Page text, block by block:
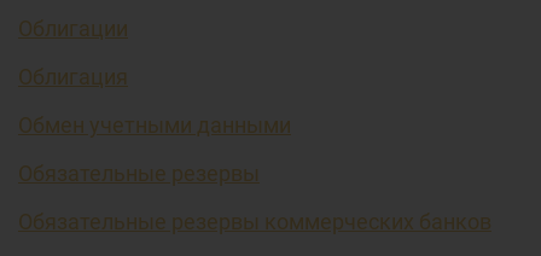
Облигации
Облигация
Обмен учетными данными
Обязательные резервы
Обязательные резервы коммерческих банков